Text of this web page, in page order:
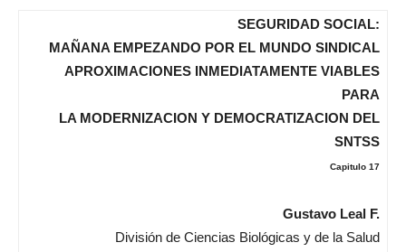
SEGURIDAD SOCIAL:
MAÑANA EMPEZANDO POR EL MUNDO SINDICAL
APROXIMACIONES INMEDIATAMENTE VIABLES
PARA
LA MODERNIZACION Y DEMOCRATIZACION DEL
SNTSS
Capitulo 17
Gustavo Leal F.
División de Ciencias Biológicas y de la Salud